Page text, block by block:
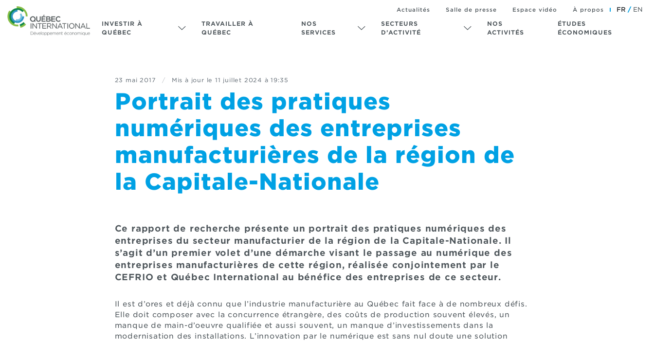
INVESTIR À
QUÉBEC
TRAVAILLER À
QUÉBEC
NOS
SERVICES
SECTEURS
D’ACTIVITÉ
NOS
ACTIVITÉS
ÉTUDES
ÉCONOMIQUES
Actualités Salle de presse Espace vidéo À propos FR EN
23 mai 2017 / Mis à jour le 11 juillet 2024 à 19:35
Portrait des pratiques
numériques des entreprises
manufacturières de la région de
la Capitale-Nationale
Ce rapport de recherche présente un portrait des pratiques numériques des
entreprises du secteur manufacturier de la région de la Capitale-Nationale. Il
s’agit d’un premier volet d’une démarche visant le passage au numérique des
entreprises manufacturières de cette région, réalisée conjointement par le
CEFRIO et Québec International au bénéfice des entreprises de ce secteur.
Il est d’ores et déjà connu que l’industrie manufacturière au Québec fait face à de nombreux défis.
Elle doit composer avec la concurrence étrangère, des coûts de production souvent élevés, un
manque de main-d’oeuvre qualifiée et aussi souvent, un manque d’investissements dans la
modernisation des installations. L’innovation par le numérique est sans nul doute une solution